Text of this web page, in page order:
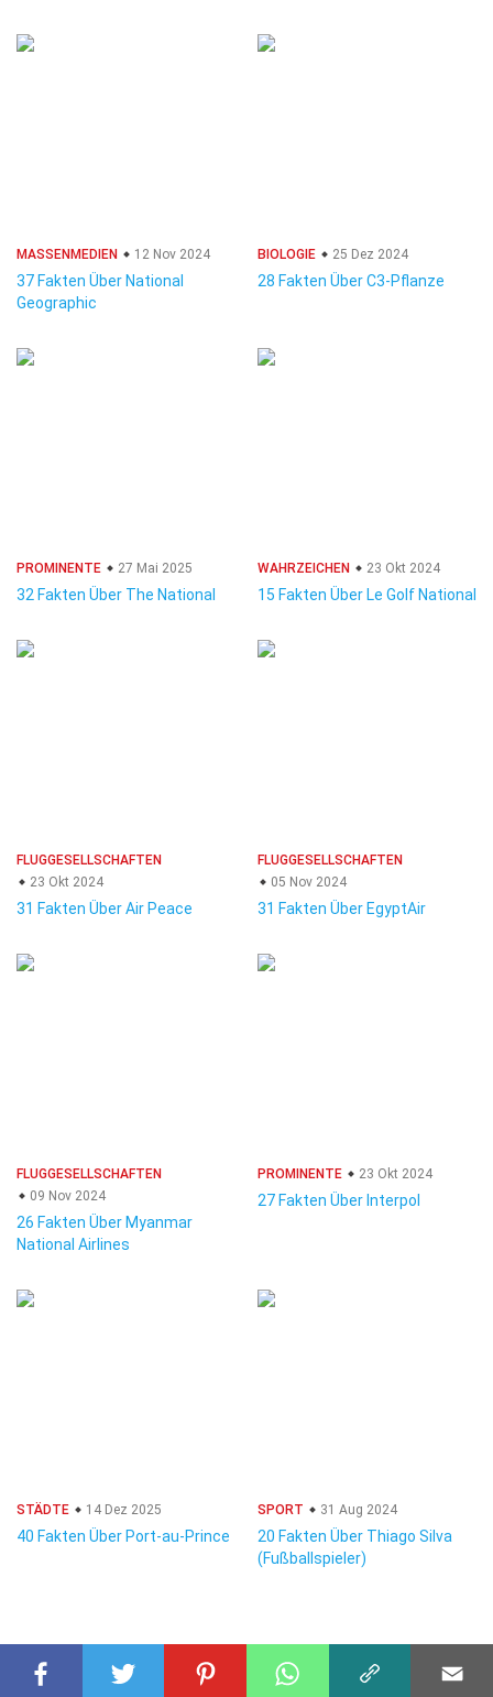
MASSENMEDIEN 12 Nov 2024
37 Fakten Über National
Geographic
BIOLOGIE 25 Dez 2024
28 Fakten Über C3-Pflanze
PROMINENTE 27 Mai 2025
32 Fakten Über The National
WAHRZEICHEN 23 Okt 2024
15 Fakten Über Le Golf National
FLUGGESELLSCHAFTEN
23 Okt 2024
31 Fakten Über Air Peace
FLUGGESELLSCHAFTEN
05 Nov 2024
31 Fakten Über EgyptAir
FLUGGESELLSCHAFTEN
09 Nov 2024
26 Fakten Über Myanmar
National Airlines
PROMINENTE 23 Okt 2024
27 Fakten Über Interpol
STÄDTE 14 Dez 2025
40 Fakten Über Port-au-Prince
SPORT 31 Aug 2024
20 Fakten Über Thiago Silva
(Fußballspieler)
© 2023